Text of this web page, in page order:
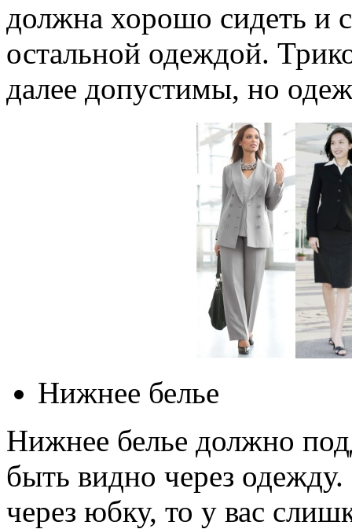
должна хорошо сидеть и
остальной одеждой.
далее допустимы, но
Нижнее белье
Нижнее белье должно
быть видно через
через юбку, то у вас